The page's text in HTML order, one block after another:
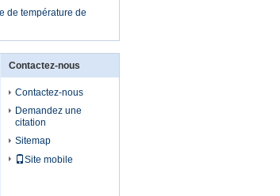
de température de
Contactez-nous
Contactez-nous
Demandez une
citation
Sitemap
Site mobile